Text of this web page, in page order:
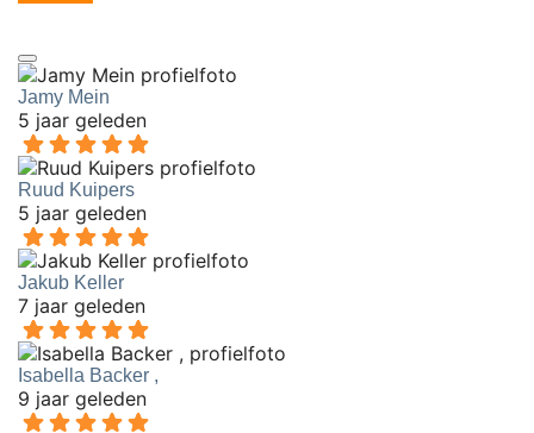
Jamy Mein
5 jaar geleden
Ruud Kuipers
5 jaar geleden
Jakub Keller
7 jaar geleden
Isabella Backer ,
9 jaar geleden